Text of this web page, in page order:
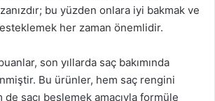
bu yüzden onlara iyi bakmak ve
her zaman önemlidir.
son yıllarda saç bakımında
Bu ürünler, hem saç rengini
de saçı beslemek amacıyla formüle